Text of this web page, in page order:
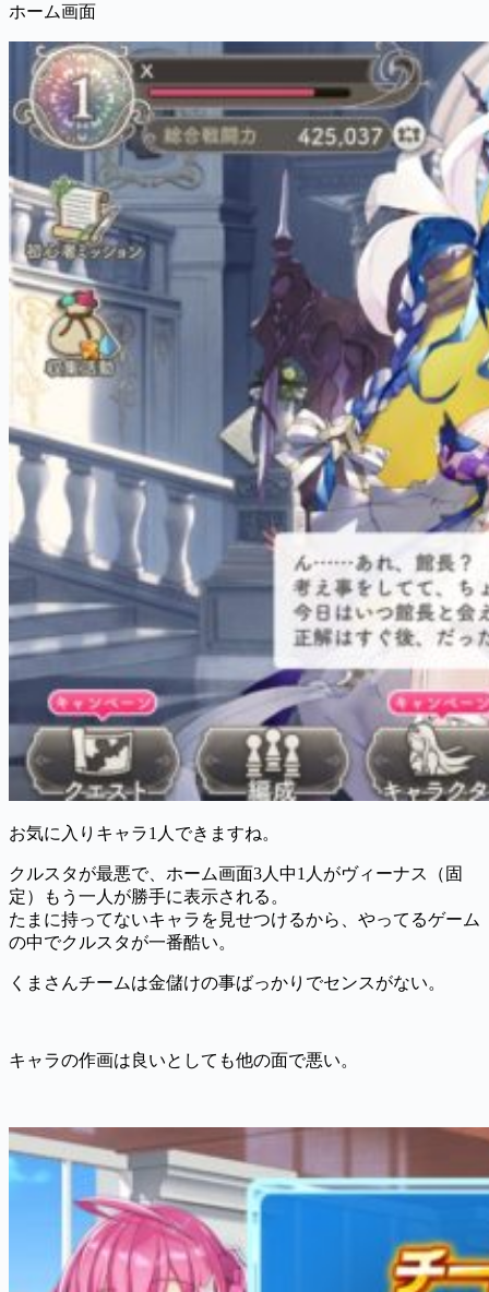
ホーム画面
お気に入りキャラ1人できますね。
クルスタが最悪で、ホーム画面3人中1人がヴィーナス（固
定）もう一人が勝手に表示される。
たまに持ってないキャラを見せつけるから、やってるゲーム
の中でクルスタが一番酷い。
くまさんチームは金儲けの事ばっかりでセンスがない。
キャラの作画は良いとしても他の面で悪い。